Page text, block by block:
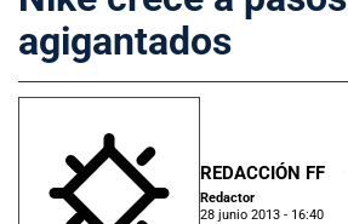
agigantados
REDACCIÓN FF
Redactor
28 junio 2013 - 16:40